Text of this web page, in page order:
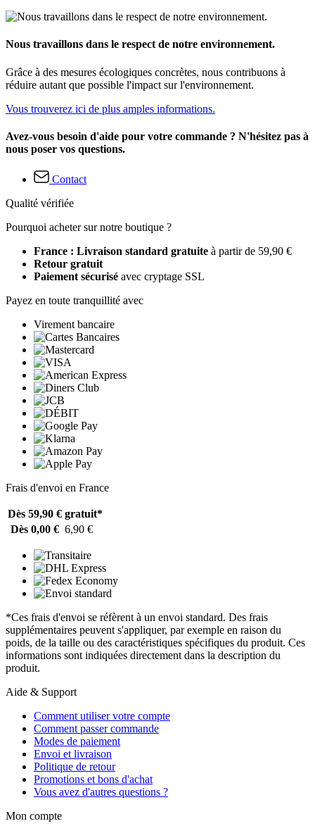
Nous travaillons dans le respect de notre environnement.
Grâce à des mesures écologiques concrètes, nous contribuons à
réduire autant que possible l'impact sur l'environnement.
Vous trouverez ici de plus amples informations.
Avez-vous besoin d'aide pour votre commande ? N'hésitez pas à
nous poser vos questions.
Contact
Qualité vérifiée
Pourquoi acheter sur notre boutique ?
France : Livraison standard gratuite à partir de 59,90 €
Retour gratuit
Paiement sécurisé avec cryptage SSL
Payez en toute tranquillité avec
Virement bancaire
Frais d'envoi en France
Dès 59,90 € gratuit*
Dès 0,00 € 6,90 €
*Ces frais d'envoi se réfèrent à un envoi standard. Des frais
supplémentaires peuvent s'appliquer, par exemple en raison du
poids, de la taille ou des caractéristiques spécifiques du produit. Ces
informations sont indiquées directement dans la description du
produit.
Aide & Support
Comment utiliser votre compte
Comment passer commande
Modes de paiement
Envoi et livraison
Politique de retour
Promotions et bons d'achat
Vous avez d'autres questions ?
Mon compte